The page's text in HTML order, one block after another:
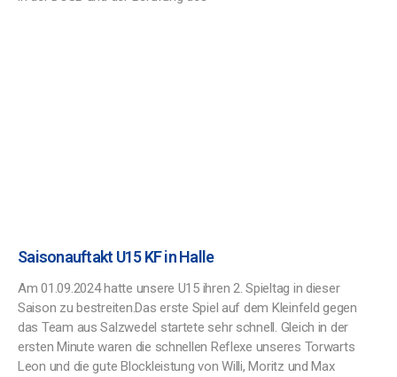
Saisonauftakt U15 KF in Halle
Am 01.09.2024 hatte unsere U15 ihren 2. Spieltag in dieser
Saison zu bestreiten.Das erste Spiel auf dem Kleinfeld gegen
das Team aus Salzwedel startete sehr schnell. Gleich in der
ersten Minute waren die schnellen Reflexe unseres Torwarts
Leon und die gute Blockleistung von Willi, Moritz und Max